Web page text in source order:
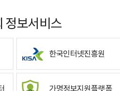
정보서비스
한국인터넷진흥원
가명정보지원플랫폼